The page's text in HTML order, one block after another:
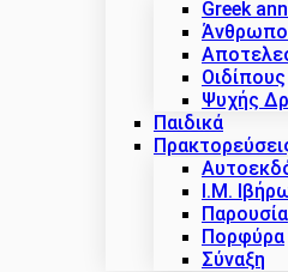
Greek
Οιδίπους
Ψυχής
Παιδικά
Ι.Μ.
Παρουσία
Πορφύρα
Σύναξη